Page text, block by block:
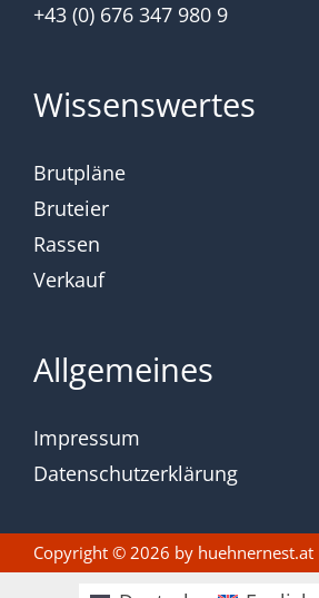
+43 (0) 676 347 980 9
Wissenswertes
Brutpläne
Bruteier
Rassen
Verkauf
Allgemeines
Impressum
Datenschutzerklärung
Copyright © 2026 by huehnernest.at